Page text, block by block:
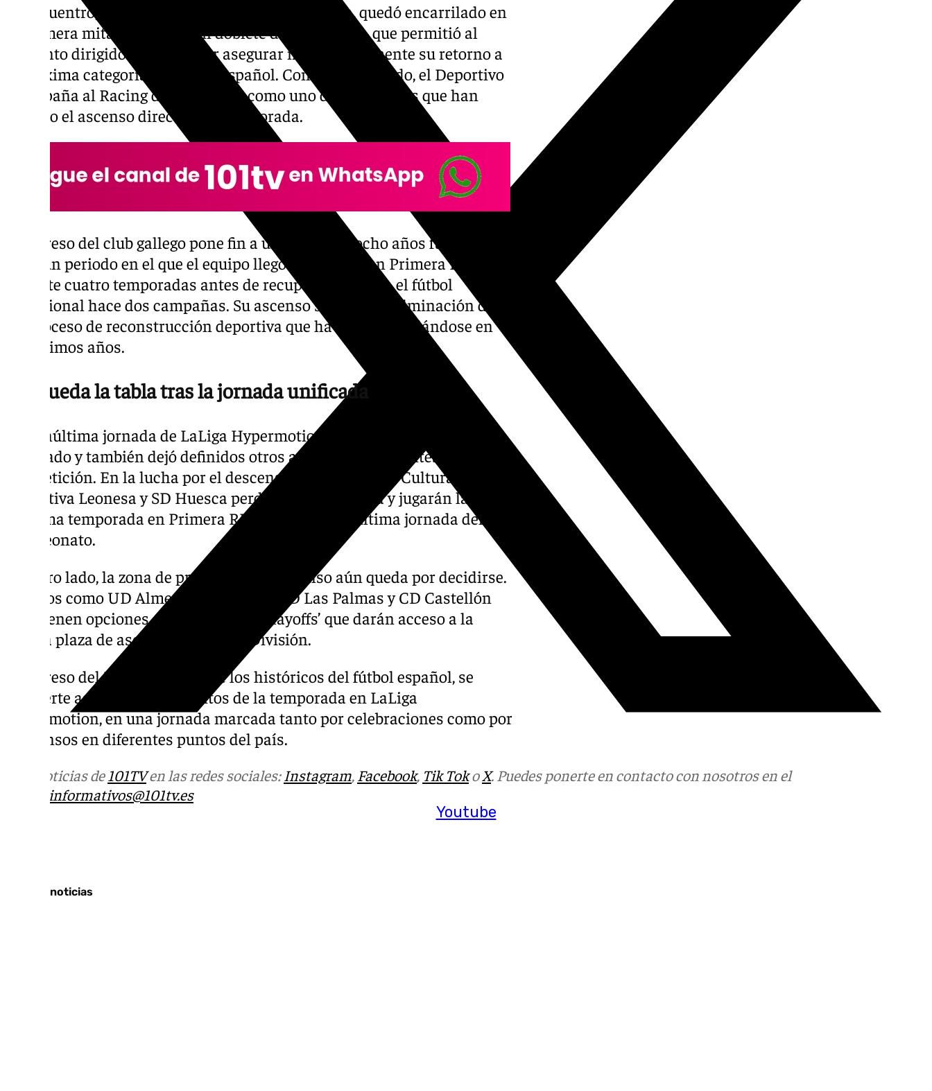
Youtube
El encuentro, disputado en el estadio José Zorrilla, quedó encarrilado en
la primera mitad gracias a un doblete de Bil Nsongo, que permitió al
conjunto dirigido desde Riazor asegurar matemáticamente su retorno a
la máxima categoría del fútbol español. Con este resultado, el Deportivo
acompaña al Racing de Santander como uno de los equipos que han
logrado el ascenso directo esta temporada.
El regreso del club gallego pone fin a una etapa de ocho años fuera de la
élite, un periodo en el que el equipo llegó a competir en Primera RFEF
durante cuatro temporadas antes de recuperar plaza en el fútbol
profesional hace dos campañas. Su ascenso supone la culminación de
un proceso de reconstrucción deportiva que ha ido consolidándose en
los últimos años.
Así queda la tabla tras la jornada unificada
La penúltima jornada de LaLiga Hypermotion se disputó en horario
unificado y también dejó definidos otros aspectos importantes de la
competición. En la lucha por el descenso, Real Zaragoza, Cultural y
Deportiva Leonesa y SD Huesca perdieron la categoría y jugarán la
próxima temporada en Primera RFEF, a falta de la última jornada del
campeonato.
Por otro lado, la zona de promoción de ascenso aún queda por decidirse.
Equipos como UD Almería, Málaga CF, UD Las Palmas y CD Castellón
mantienen opciones de disputar los ‘playoffs’ que darán acceso a la
última plaza de ascenso a Primera División.
El regreso del Deportivo, uno de los históricos del fútbol español, se
convierte así en uno de los hitos de la temporada en LaLiga
Hypermotion, en una jornada marcada tanto por celebraciones como por
descensos en diferentes puntos del país.
Más noticias de101TVen las redes sociales:Instagram, Facebook, Tik TokoX. Puedes ponerte en contacto con nosotros en el
informativos@101tv.es
Últimas noticias